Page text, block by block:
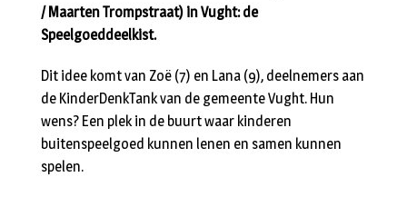
/ Maarten Trompstraat) in Vught: de
Speelgoeddeelkist.
Dit idee komt van Zoë (7) en Lana (9), deelnemers aan
de KinderDenkTank van de gemeente Vught. Hun
wens? Een plek in de buurt waar kinderen
buitenspeelgoed kunnen lenen en samen kunnen
spelen.